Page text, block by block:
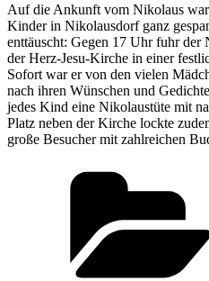
Auf die Ankunft vom Nikolaus
Kinder in Nikolausdorf ganz
enttäuscht: Gegen 17 Uhr fuhr der
der Herz-Jesu-Kirche in einer
Sofort war er von den vielen
nach ihren Wünschen und
jedes Kind eine Nikolaustüte mit
Platz neben der Kirche lockte
große Besucher mit zahlreichen